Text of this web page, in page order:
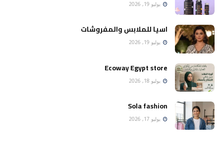
يوليو 19, 2026
اسيا للملابس والمفروشات
يوليو 19, 2026
Ecoway Egypt store
يوليو 18, 2026
Sola fashion
يوليو 17, 2026